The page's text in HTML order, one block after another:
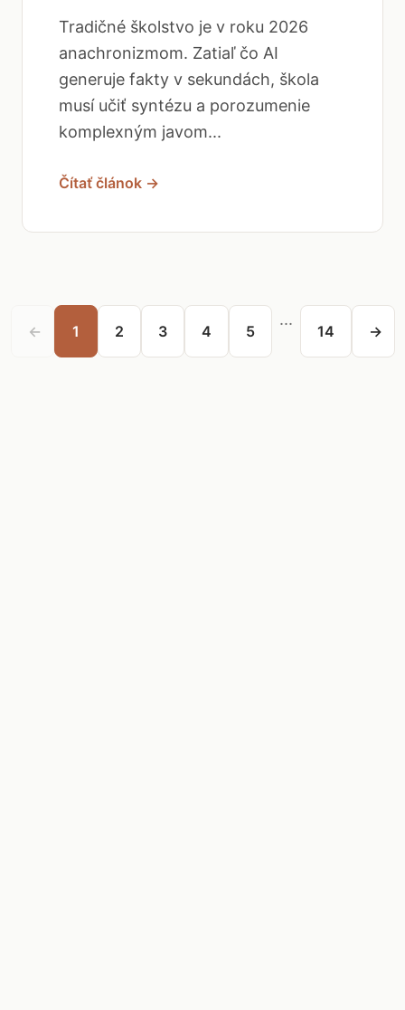
Tradičné školstvo je v roku 2026
anachronizmom. Zatiaľ čo AI
generuje fakty v sekundách, škola
musí učiť syntézu a porozumenie
komplexným javom...
Čítať článok →
← 1 2 3 4 5
...
14 →